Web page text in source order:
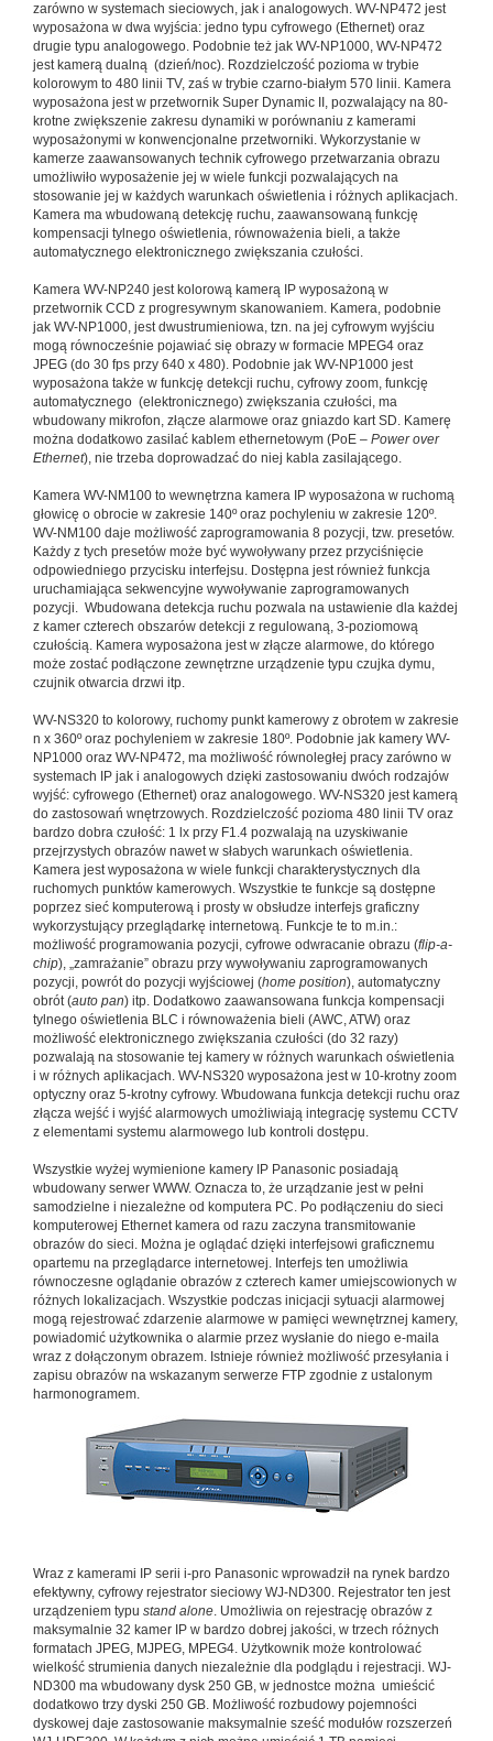
zarówno w systemach sieciowych, jak i analogowych. WV-NP472 jest
wyposażona w dwa wyjścia: jedno typu cyfrowego (Ethernet) oraz
drugie typu analogowego. Podobnie też jak WV-NP1000, WV-NP472
jest kamerą dualną (dzień/noc). Rozdzielczość pozioma w trybie
kolorowym to 480 linii TV, zaś w trybie czarno-białym 570 linii. Kamera
wyposażona jest w przetwornik Super Dynamic II, pozwalający na 80-
krotne zwiększenie zakresu dynamiki w porównaniu z kamerami
wyposażonymi w konwencjonalne przetworniki. Wykorzystanie w
kamerze zaawansowanych technik cyfrowego przetwarzania obrazu
umożliwiło wyposażenie jej w wiele funkcji pozwalających na
stosowanie jej w każdych warunkach oświetlenia i różnych aplikacjach.
Kamera ma wbudowaną detekcję ruchu, zaawansowaną funkcję
kompensacji tylnego oświetlenia, równoważenia bieli, a także
automatycznego elektronicznego zwiększania czułości.
Kamera WV-NP240 jest kolorową kamerą IP wyposażoną w
przetwornik CCD z progresywnym skanowaniem. Kamera, podobnie
jak WV-NP1000, jest dwustrumieniowa, tzn. na jej cyfrowym wyjściu
mogą równocześnie pojawiać się obrazy w formacie MPEG4 oraz
JPEG (do 30 fps przy 640 x 480). Podobnie jak WV-NP1000 jest
wyposażona także w funkcję detekcji ruchu, cyfrowy zoom, funkcję
automatycznego (elektronicznego) zwiększania czułości, ma
wbudowany mikrofon, złącze alarmowe oraz gniazdo kart SD. Kamerę
można dodatkowo zasilać kablem ethernetowym (PoE – Power over
Ethernet), nie trzeba doprowadzać do niej kabla zasilającego.
Kamera WV-NM100 to wewnętrzna kamera IP wyposażona w ruchomą
głowicę o obrocie w zakresie 140º oraz pochyleniu w zakresie 120º.
WV-NM100 daje możliwość zaprogramowania 8 pozycji, tzw. presetów.
Każdy z tych presetów może być wywoływany przez przyciśnięcie
odpowiedniego przycisku interfejsu. Dostępna jest również funkcja
uruchamiająca sekwencyjne wywoływanie zaprogramowanych
pozycji. Wbudowana detekcja ruchu pozwala na ustawienie dla każdej
z kamer czterech obszarów detekcji z regulowaną, 3-poziomową
czułością. Kamera wyposażona jest w złącze alarmowe, do którego
może zostać podłączone zewnętrzne urządzenie typu czujka dymu,
czujnik otwarcia drzwi itp.
WV-NS320 to kolorowy, ruchomy punkt kamerowy z obrotem w zakresie
n x 360º oraz pochyleniem w zakresie 180º. Podobnie jak kamery WV-
NP1000 oraz WV-NP472, ma możliwość równoległej pracy zarówno w
systemach IP jak i analogowych dzięki zastosowaniu dwóch rodzajów
wyjść: cyfrowego (Ethernet) oraz analogowego. WV-NS320 jest kamerą
do zastosowań wnętrzowych. Rozdzielczość pozioma 480 linii TV oraz
bardzo dobra czułość: 1 lx przy F1.4 pozwalają na uzyskiwanie
przejrzystych obrazów nawet w słabych warunkach oświetlenia.
Kamera jest wyposażona w wiele funkcji charakterystycznych dla
ruchomych punktów kamerowych. Wszystkie te funkcje są dostępne
poprzez sieć komputerową i prosty w obsłudze interfejs graficzny
wykorzystujący przeglądarkę internetową. Funkcje te to m.in.:
możliwość programowania pozycji, cyfrowe odwracanie obrazu (flip-a-
chip), „zamrażanie” obrazu przy wywoływaniu zaprogramowanych
pozycji, powrót do pozycji wyjściowej (home position), automatyczny
obrót (auto pan) itp. Dodatkowo zaawansowana funkcja kompensacji
tylnego oświetlenia BLC i równoważenia bieli (AWC, ATW) oraz
możliwość elektronicznego zwiększania czułości (do 32 razy)
pozwalają na stosowanie tej kamery w różnych warunkach oświetlenia
i w różnych aplikacjach. WV-NS320 wyposażona jest w 10-krotny zoom
optyczny oraz 5-krotny cyfrowy. Wbudowana funkcja detekcji ruchu oraz
złącza wejść i wyjść alarmowych umożliwiają integrację systemu CCTV
z elementami systemu alarmowego lub kontroli dostępu.
Wszystkie wyżej wymienione kamery IP Panasonic posiadają
wbudowany serwer WWW. Oznacza to, że urządzanie jest w pełni
samodzielne i niezależne od komputera PC. Po podłączeniu do sieci
komputerowej Ethernet kamera od razu zaczyna transmitowanie
obrazów do sieci. Można je oglądać dzięki interfejsowi graficznemu
opartemu na przeglądarce internetowej. Interfejs ten umożliwia
równoczesne oglądanie obrazów z czterech kamer umiejscowionych w
różnych lokalizacjach. Wszystkie podczas inicjacji sytuacji alarmowej
mogą rejestrować zdarzenie alarmowe w pamięci wewnętrznej kamery,
powiadomić użytkownika o alarmie przez wysłanie do niego e-maila
wraz z dołączonym obrazem. Istnieje również możliwość przesyłania i
zapisu obrazów na wskazanym serwerze FTP zgodnie z ustalonym
harmonogramem.
Wraz z kamerami IP serii i-pro Panasonic wprowadził na rynek bardzo
efektywny, cyfrowy rejestrator sieciowy WJ-ND300. Rejestrator ten jest
urządzeniem typu stand alone. Umożliwia on rejestrację obrazów z
maksymalnie 32 kamer IP w bardzo dobrej jakości, w trzech różnych
formatach JPEG, MJPEG, MPEG4. Użytkownik może kontrolować
wielkość strumienia danych niezależnie dla podglądu i rejestracji. WJ-
ND300 ma wbudowany dysk 250 GB, w jednostce można umieścić
dodatkowo trzy dyski 250 GB. Możliwość rozbudowy pojemności
dyskowej daje zastosowanie maksymalnie sześć modułów rozszerzeń